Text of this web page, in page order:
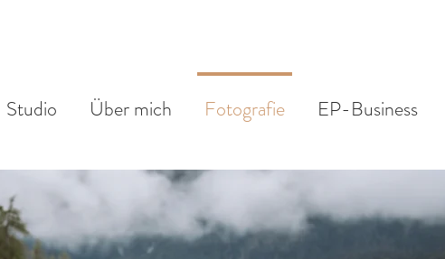
Studio Über mich Fotografie EP-Business